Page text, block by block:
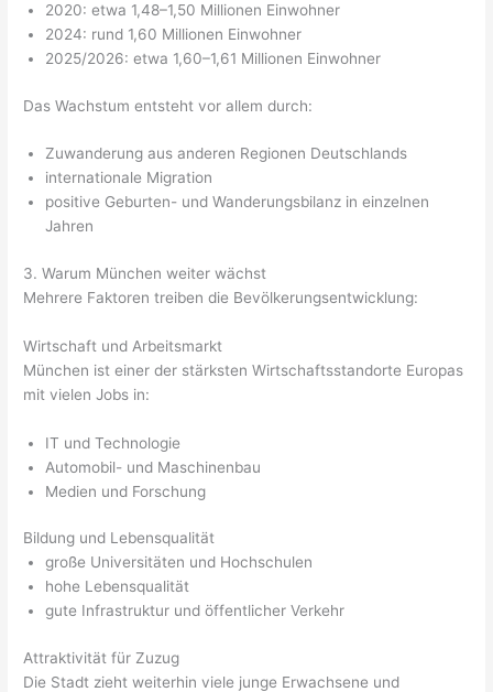
2020: etwa 1,48–1,50 Millionen Einwohner
2024: rund 1,60 Millionen Einwohner
2025/2026: etwa 1,60–1,61 Millionen Einwohner
Das Wachstum entsteht vor allem durch:
Zuwanderung aus anderen Regionen Deutschlands
internationale Migration
positive Geburten- und Wanderungsbilanz in einzelnen
Jahren
3. Warum München weiter wächst
Mehrere Faktoren treiben die Bevölkerungsentwicklung:
Wirtschaft und Arbeitsmarkt
München ist einer der stärksten Wirtschaftsstandorte Europas
mit vielen Jobs in:
IT und Technologie
Automobil- und Maschinenbau
Medien und Forschung
Bildung und Lebensqualität
große Universitäten und Hochschulen
hohe Lebensqualität
gute Infrastruktur und öffentlicher Verkehr
Attraktivität für Zuzug
Die Stadt zieht weiterhin viele junge Erwachsene und